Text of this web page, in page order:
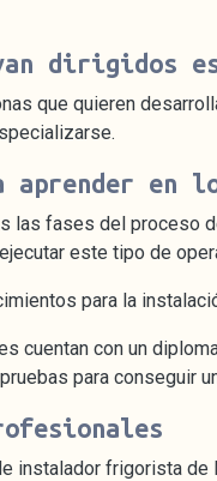
dirigidos
que quieren
a aprender
las fases del proceso
este tipo de
para la
cuentan con un
para conseguir
instalador frigorista de